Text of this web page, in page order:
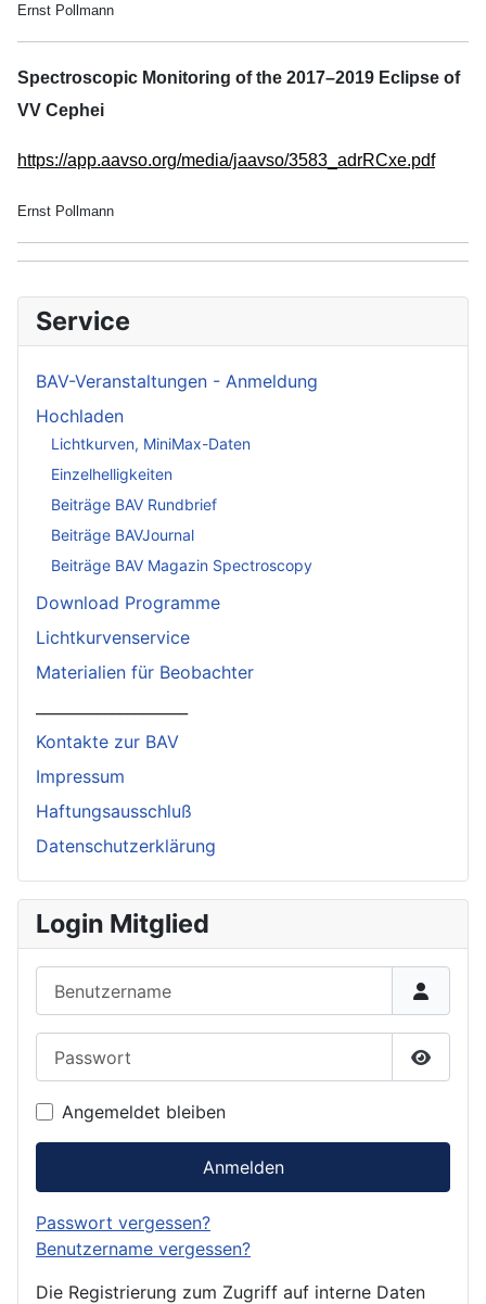
Ernst Pollmann
Spectroscopic Monitoring of the 2017–2019 Eclipse of
VV Cephei
https://app.aavso.org/media/jaavso/3583_adrRCxe.pdf
Ernst Pollmann
Service
BAV-Veranstaltungen - Anmeldung
Hochladen
Lichtkurven, MiniMax-Daten
Einzelhelligkeiten
Beiträge BAV Rundbrief
Beiträge BAVJournal
Beiträge BAV Magazin Spectroscopy
Download Programme
Lichtkurvenservice
Materialien für Beobachter
Kontakte zur BAV
Impressum
Haftungsausschluß
Datenschutzerklärung
Login Mitglied
Angemeldet bleiben
Anmelden
Passwort vergessen?
Benutzername vergessen?
Die Registrierung zum Zugriff auf interne Daten